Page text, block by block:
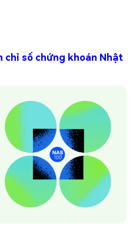
chỉ số chứng khoán Nhật